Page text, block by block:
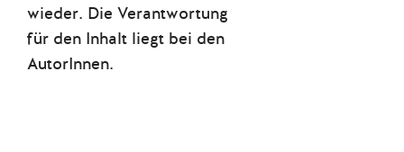
wieder. Die Verantwortung
für den Inhalt liegt bei den
AutorInnen.